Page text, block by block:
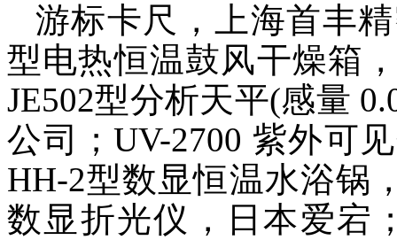
游标卡尺，上海首丰
型电热恒温鼓风干燥箱
JE502型分析天平(感量
公司；UV-2700 紫外可
HH-2型数显恒温水浴锅
数显折光仪，日本爱宕